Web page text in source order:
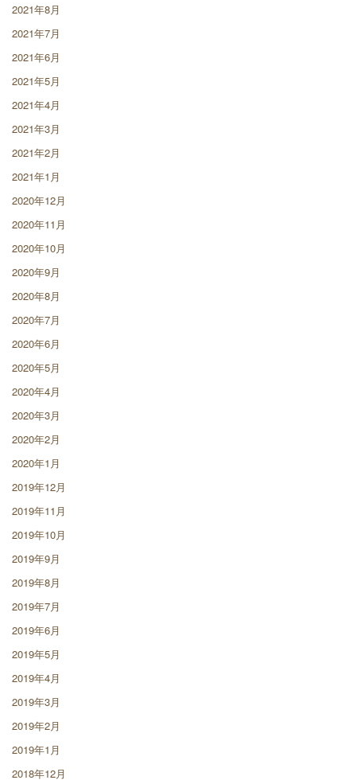
2021年8月
2021年7月
2021年6月
2021年5月
2021年4月
2021年3月
2021年2月
2021年1月
2020年12月
2020年11月
2020年10月
2020年9月
2020年8月
2020年7月
2020年6月
2020年5月
2020年4月
2020年3月
2020年2月
2020年1月
2019年12月
2019年11月
2019年10月
2019年9月
2019年8月
2019年7月
2019年6月
2019年5月
2019年4月
2019年3月
2019年2月
2019年1月
2018年12月